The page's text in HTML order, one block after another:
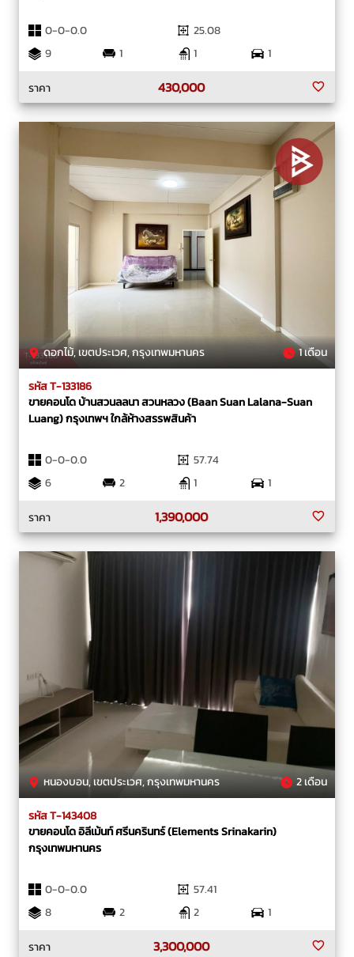
0-0-0.0
25.08
9
1 1
1
ราคา
430,000
ดอกไม้, เขตประเวศ, กรุงเทพมหานคร 1 เดือน
รหัส T-133186
ขายคอนโด บ้านสวนลลนา สวนหลวง (Baan Suan Lalana-Suan
Luang) กรุงเทพฯ ใกล้ห้างสรรพสินค้า
0-0-0.0
57.74
6
2 1
1
ราคา
1,390,000
หนองบอน, เขตประเวศ, กรุงเทพมหานคร 2 เดือน
รหัส T-143408
ขายคอนโด อิลีเม้นท์ ศรีนครินทร์ (Elements Srinakarin)
กรุงเทพมหานคร
0-0-0.0
57.41
8
2 2
1
ราคา
3,300,000